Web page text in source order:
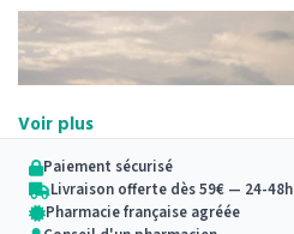
Voir plus
Paiement sécurisé
Livraison offerte dès 59€ — 24-48h
Pharmacie française agréée